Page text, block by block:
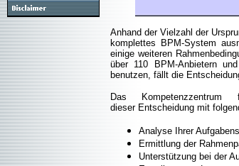
Anhand der Vielzahl der
komplettes BPM-System
einige weiteren
über 110 BPM-Anbietern
benutzen, fällt die
Das Kompetenzzentrum
dieser Entscheidung mit
Analyse Ihrer
Ermittlung der
Unterstützung bei der